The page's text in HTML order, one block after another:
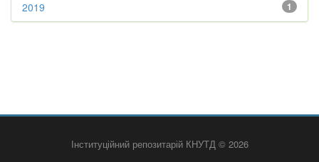
1
2019
Інституційний репозитарій КНУТД © 2026